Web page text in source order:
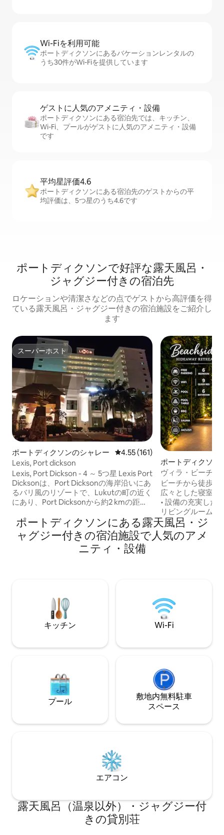
Wi-Fiを利⁠用⁠可⁠能
ポートディクソンにあるバケーションレンタルの
うち30件がWi-Fiを提供しています
ゲストに人⁠気⁠のア⁠メ⁠ニ⁠テ⁠ィ・設⁠備
ポートディクソンにある宿泊先では、キッチン、
Wi-Fi、プールがゲストに人気のアメニティ・設備
です
平均星評価4.6
ポートディクソンにある宿泊先のゲストからの平
均評価は、5つ星のうち4.6です
ポートディクソンで好評な露天風呂・
ジャグジー付きの宿泊先
ロケーションや清潔さなどの点でゲストから高評価を得
ている露天風呂・ジャグジー付きの宿泊施設をご紹介し
ます
スーパーホスト
スーパーホスト
ポートディクソンのシャレー レビュー161件、5つ星中4.55つ
4.55 (161)
Lexis, Port dickson
Lexis, Port Dickson - 4 ～ 5つ星 Lexis Port
Dicksonは、Port Dicksonの海岸沿いにあ
るバリ風のリゾートで、Lukutの町の近く
にあり、Port Dicksonから約2 kmの距離
ムダブル–シービュー Lexis, Port Dickson
- 4 ～ 5つ星 Lexis Port Dicksonは、Port
Dicksonの海岸沿いにあるバリ風のリゾー
トで、Lukutの町の近くにあり、Port
バスルームとバスタブ。 *お部屋の設備：
バルコニー、シービュー、 - LCD 37イン
チテレビ（ BBC/スポーツチャンネル/漫
画ネットワークETC -合計13チャンネル）
バスルーム、 -ミニバー、ラジオ、 -ダイ
ーヒーメーカー、カトラリーなど *客室タ
イプ：デラックスルーム（キングサイズ1
台とクイーンサイズベッド1台） *朝食：
提供されていない サービスと特徴： -エ
リーサービス -コンシェルジュカウンター
ム -オープン＆屋根付き駐車場ベイ ご自
身とご家族のために事前にホリデーシー
ズンを予約する 料金は隠れた料金なしで
（電話番号が非表示）にお電話いただく
か、 詳細は（ URL非表示）にアクセスし
ポートディクソン
ヴィラ・ビーチハ
ン
ビーチから徒歩わ
広々とした寝室6
• 設備の充実したキッチン • 居心地の良い
リビングルーム＆テレビ • 仕
ース • エンターテイメントエリア 🌴 屋
外： • 専用プール • ジャグジー • サウナ •
バーベキューグリル
ンギットのレイト
適用されます。
ポートディクソンにある露天風呂・ジ
ャグジー付きの宿泊施設で人気のアメ
ニティ・設備
キッチン Wi-Fi
プール
敷地内無料駐⁠車
ス⁠ペ⁠ー⁠ス
エアコン
露天風呂（温泉以外）・ジャグジー付
きの貸別荘